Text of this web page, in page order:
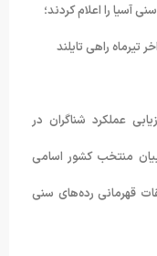
آسیا را اعلام کردند؛
راهی تایلند
عملکرد شناگران در
منتخب کشور اسامی
قهرمانی رده‌های سنی